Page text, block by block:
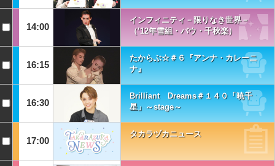
14:00
インフィニティ－限りなき世界－
（’12年雪組・バウ・千秋楽）
16:15
たからぶ☆＃６『アンナ・カレーニ
ナ』
16:30
Brilliant Dreams＃１４０「暁千
星」～stage～
17:00
タカラヅカニュース